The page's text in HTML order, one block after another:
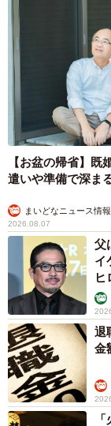
の使っていたも
います。今まで
にいます。これ
なと思います。
険しい目つきに
穏やかな目つき
【お盆の帰省】
遣いや準備で深ま
まいどなニュース情
2026.08.07
父
イ
ヒ
退
金